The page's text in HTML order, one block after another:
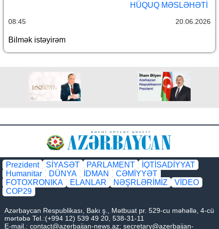
HÜQUQ MƏSLƏHƏTI
08:45 20.06.2026
Bilmək istəyirəm
Prezident SİYASƏT PARLAMENT
İQTİSADİYYAT
Humanitar
DÜNYA İDMAN
CƏMİYYƏT
FOTOXRONIKA
ELANLAR NƏŞRLƏRİMİZ
VİDEO
COP29
Azərbaycan Respublikası, Bakı ş., Mətbuat pr. 529-cu məhəllə, 4-cü
mərtəbə Tel.:(+994 12) 539 49 20, 538-31-11
E-mail.: contact@azerbaijan-news.az; secretary@azerbaijan-